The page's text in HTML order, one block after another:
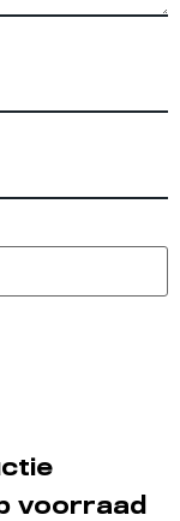
voorraad